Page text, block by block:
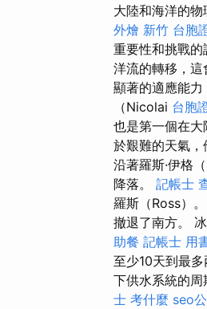
大陸和海洋的
外燴 新竹 台胞
重要性和挑戰的
洋流的轉移，這
顯著的適應能力
（Nicolai 台胞
也是第一個在大
於艱難的天氣，
沿著羅斯·伊格
降落。 記帳士
羅斯（Ross）。
撤退了南方。
助餐 記帳士 用
至少10天到最
下供水系統的周
士 考什麼 seo